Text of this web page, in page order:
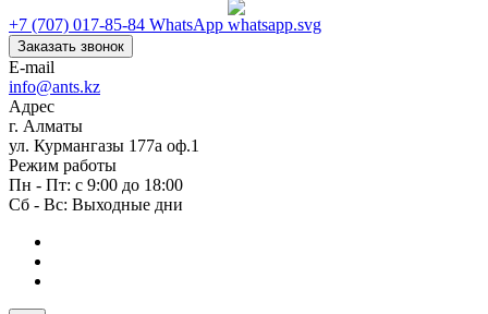
+7 (707) 017-85-84 WhatsApp
Заказать звонок
E-mail
info@ants.kz
Адрес
г. Алматы
ул. Курмангазы 177а оф.1
Режим работы
Пн - Пт: с 9:00 до 18:00
Сб - Вс: Выходные дни